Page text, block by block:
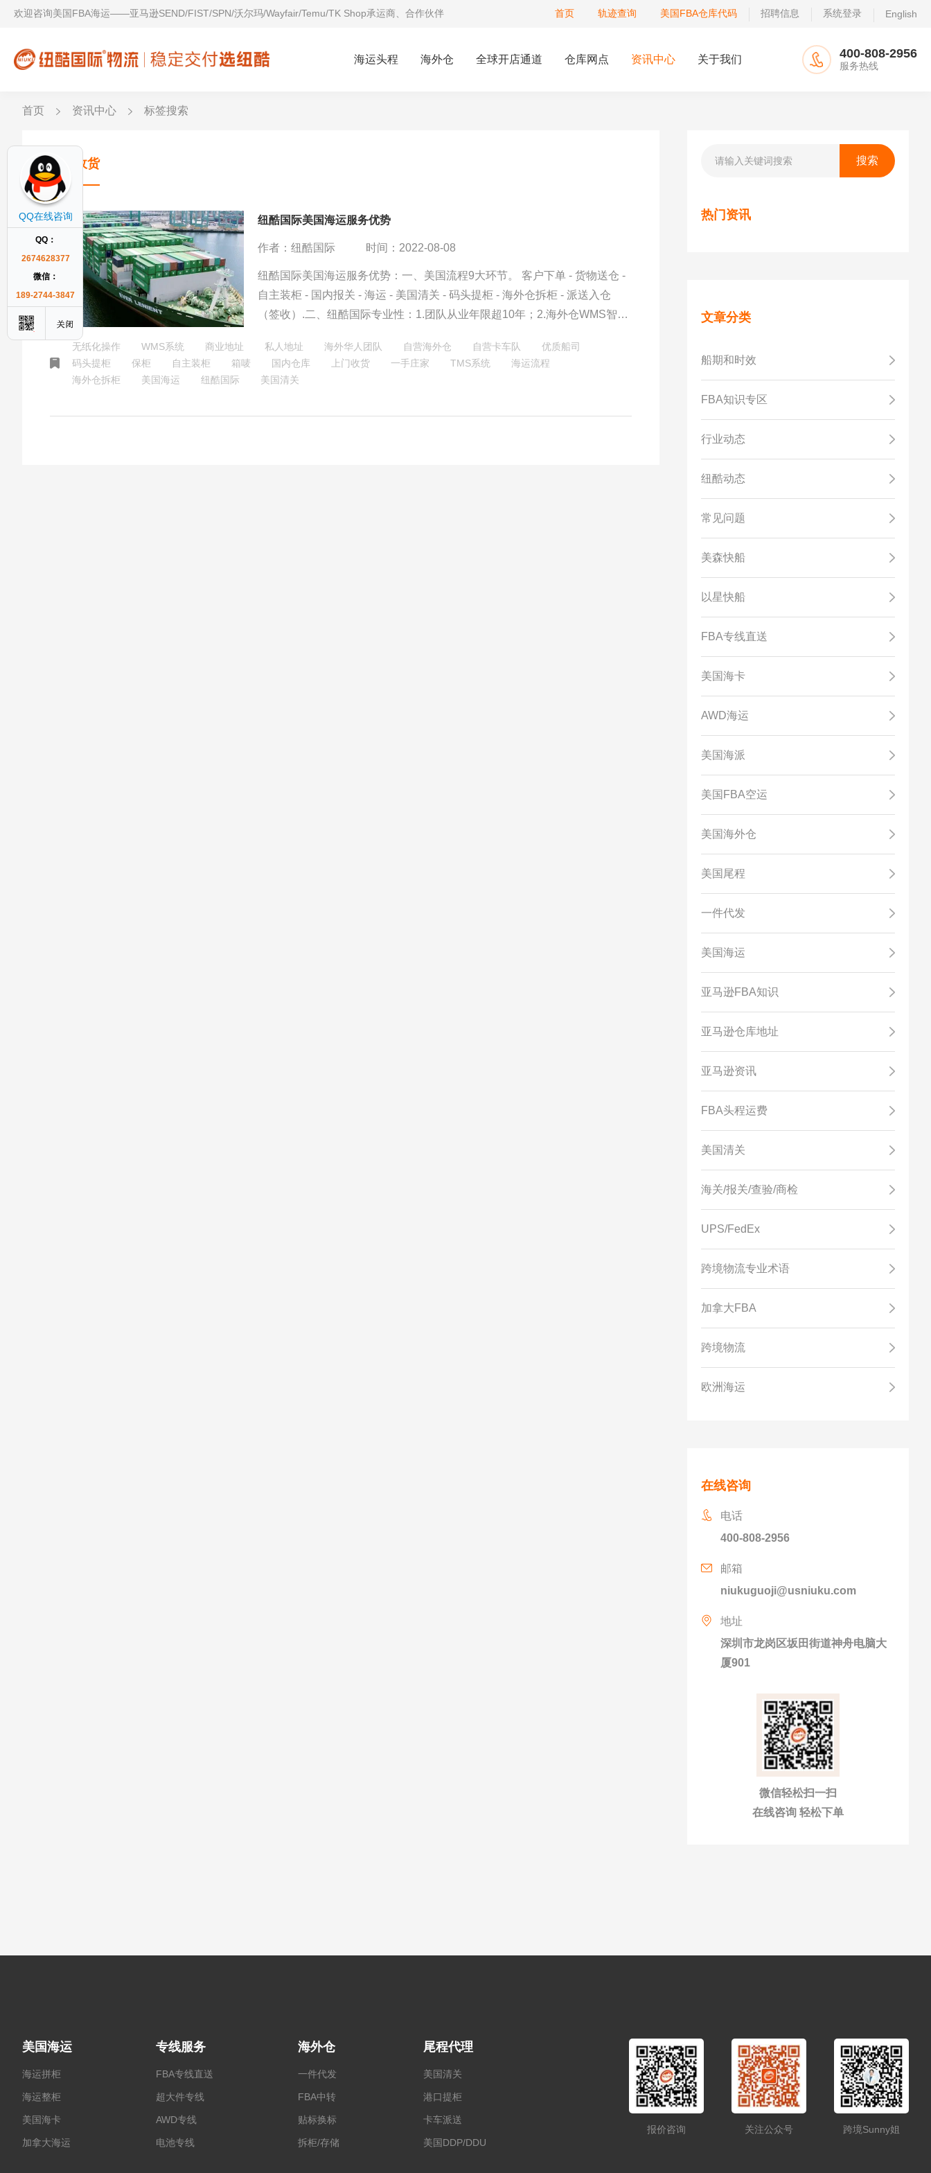
欢迎咨询美国FBA海运——亚马逊SEND/FIST/SPN/沃尔玛/Wayfair/Temu/TK Shop承运商、合作伙伴 首页 轨迹查询 美国FBA仓库代码 招聘信息 系统登录 English
海运头程 海外仓 全球开店通道 仓库网点 资讯中心 关于我们 400-808-2956
服务热线
首页 资讯中心 标签搜索
上门收货
纽酷国际美国海运服务优势
作者：纽酷国际 时间：2022-08-08
纽酷国际美国海运服务优势：一、美国流程9大环节。 客户下单 - 货物送仓 -
自主装柜 - 国内报关 - 海运 - 美国清关 - 码头提柜 - 海外仓拆柜 - 派送入仓
（签收）.二、纽酷国际专业性：1.团队从业年限超10年；2.海外仓WMS智能
无纸化操作 WMS系统 商业地址 私人地址 海外华人团队 自营海外仓 自营卡车队
优质船司
码头提柜
保柜 自主装柜 箱唛 国内仓库 上门收货 一手庄家 TMS系统
海运流程
海外仓拆柜
美国海运 纽酷国际 美国清关
热门资讯
文章分类
船期和时效
FBA知识专区
行业动态
纽酷动态
常见问题
美森快船
以星快船
FBA专线直送
美国海卡
AWD海运
美国海派
美国FBA空运
美国海外仓
美国尾程
一件代发
美国海运
亚马逊FBA知识
亚马逊仓库地址
亚马逊资讯
FBA头程运费
美国清关
海关/报关/查验/商检
UPS/FedEx
跨境物流专业术语
加拿大FBA
跨境物流
欧洲海运
在线咨询
电话
400-808-2956
邮箱
niukuguoji@usniuku.com
地址
深圳市龙岗区坂田街道神舟电脑大
厦901
微信轻松扫一扫
在线咨询 轻松下单
美国海运
海运拼柜
海运整柜
美国海卡
加拿大海运
专线服务
FBA专线直送
超大件专线
AWD专线
电池专线
海外仓
一件代发
FBA中转
贴标换标
拆柜/存储
尾程代理
美国清关
港口提柜
卡车派送
美国DDP/DDU
报价咨询 关注公众号 跨境Sunny姐
QQ在线咨询
QQ：
2674628377
微信：
189-2744-3847